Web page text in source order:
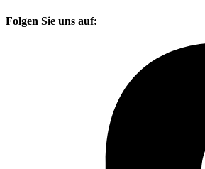
Folgen Sie uns auf: